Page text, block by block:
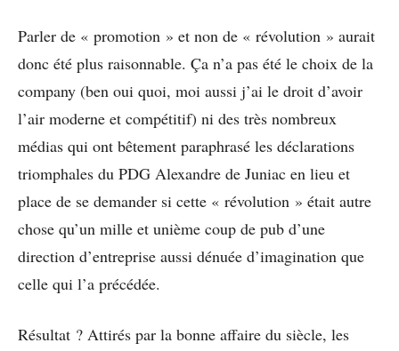
Parler de « promotion » et non de « révolution » aurait
donc été plus raisonnable. Ça n’a pas été le choix de la
company (ben oui quoi, moi aussi j’ai le droit d’avoir
l’air moderne et compétitif) ni des très nombreux
médias qui ont bêtement paraphrasé les déclarations
triomphales du PDG Alexandre de Juniac en lieu et
place de se demander si cette « révolution » était autre
chose qu’un mille et unième coup de pub d’une
direction d’entreprise aussi dénuée d’imagination que
celle qui l’a précédée.
Résultat ? Attirés par la bonne affaire du siècle, les